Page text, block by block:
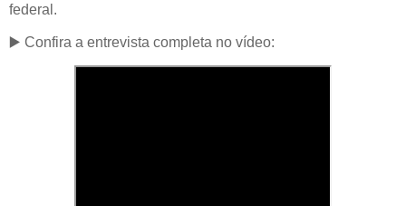
federal.
▶️ Confira a entrevista completa no vídeo: